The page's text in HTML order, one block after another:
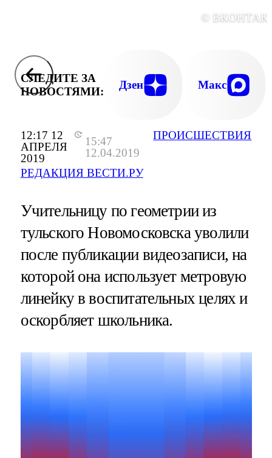
12:17 12
АПРЕЛЯ
2019
15:47
12.04.2019
РЕДАКЦИЯ ВЕСТИ.РУ
ПРОИСШЕСТВИЯ
©
СЛЕДИТЕ ЗА
НОВОСТЯМИ:
Дзен Макс
Учительницу по геометрии из
тульского Новомосковска уволили
после публикации видеозаписи, на
которой она использует метровую
линейку в воспитательных целях и
оскорбляет школьника.